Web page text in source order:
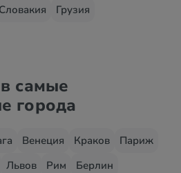
Словакия Грузия
самые
города
Венеция Краков
Париж
Львов Рим
Берлин